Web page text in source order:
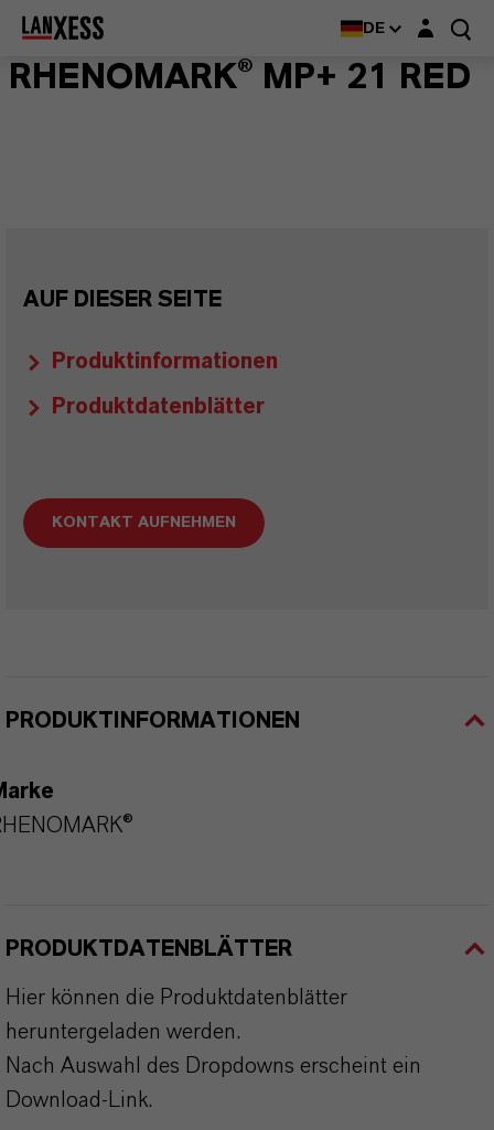
DE Login-Maske
RHENOMARK® MP+ 21 RED
AUF DIESER SEITE
Produktinformationen
Produktdatenblätter
KONTAKT AUFNEHMEN
PRODUKTINFORMATIONEN
PRODUKTDATENBLÄTTER
Hier können die Produktdatenblätter
heruntergeladen werden.
Nach Auswahl des Dropdowns erscheint ein
Download-Link.